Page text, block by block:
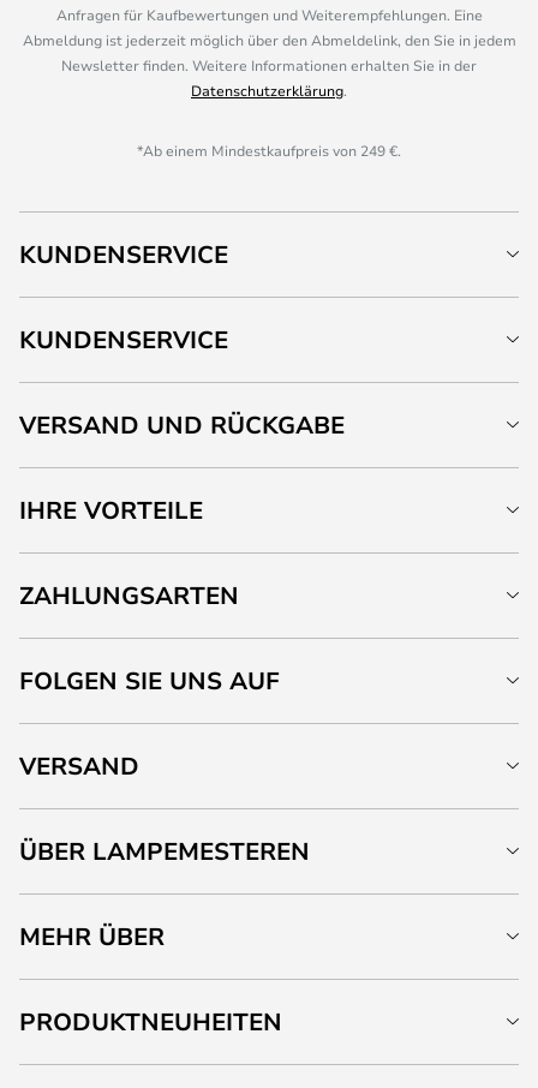
Anfragen für Kaufbewertungen und Weiterempfehlungen. Eine
Abmeldung ist jederzeit möglich über den Abmeldelink, den Sie in jedem
Newsletter finden. Weitere Informationen erhalten Sie in der
Datenschutzerklärung.
*Ab einem Mindestkaufpreis von 249 €.
KUNDENSERVICE
KUNDENSERVICE
VERSAND UND RÜCKGABE
IHRE VORTEILE
ZAHLUNGSARTEN
FOLGEN SIE UNS AUF
VERSAND
ÜBER LAMPEMESTEREN
MEHR ÜBER
PRODUKTNEUHEITEN